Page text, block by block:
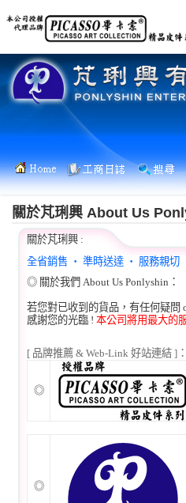
關於芃琍興 About Us
關於芃琍興 :
全省銷售 ‧ 準時送達 ‧ 服務親切
◎ 關於我們 About Us Ponlyshin：
若您對已收到的貨品，有任何疑問
感謝您的光臨 ! 本公司將用最大的
[ 品牌推薦 & Web-Link 好站連結 ]：
◎
◎